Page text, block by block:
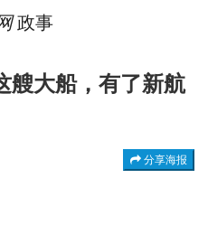
政事
艘大船，有了新航
分享海报